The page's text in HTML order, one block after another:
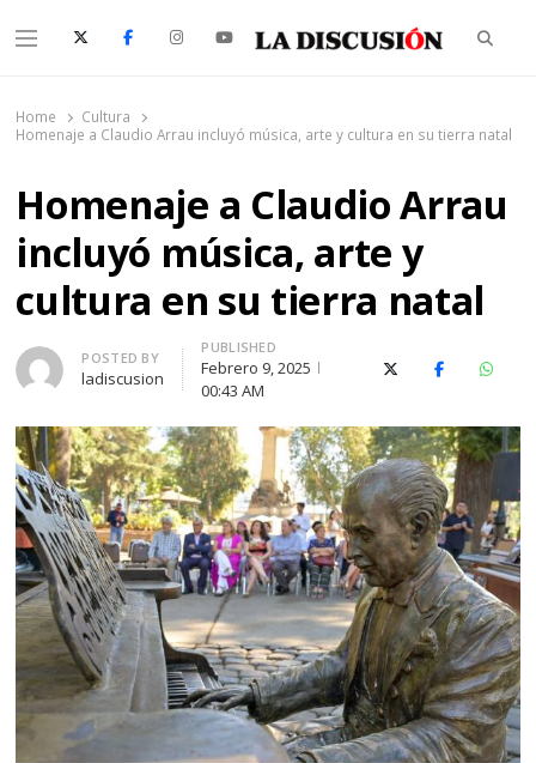
Menu
Home
Cultura
Homenaje a Claudio Arrau incluyó música, arte y cultura en su tierra natal
Homenaje a Claudio Arrau
incluyó música, arte y
cultura en su tierra natal
Author
POSTED BY
ladiscusion
PUBLISHED
Febrero 9, 2025
00:43 AM
X (Twitter)Facebook